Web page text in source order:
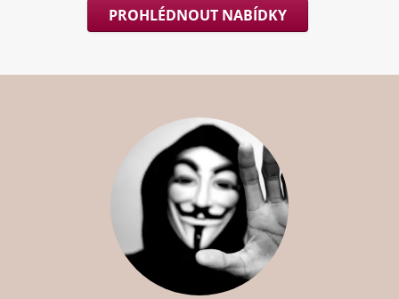
PROHLÉDNOUT NABÍDKY